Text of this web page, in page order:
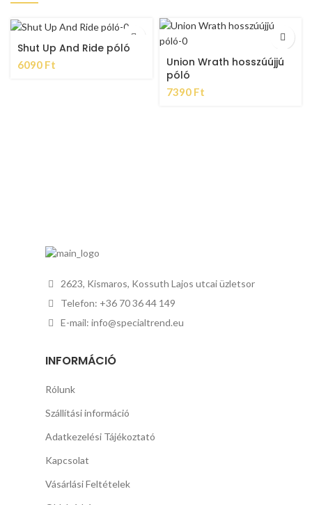
Shut Up And Ride póló
6090 Ft
Union Wrath hosszúújjú
póló
7390 Ft
2623, Kismaros, Kossuth Lajos utcai üzletsor
Telefon: +36 70 36 44 149
E-mail: info@specialtrend.eu
INFORMÁCIÓ
Rólunk
Szállítási információ
Adatkezelési Tájékoztató
Kapcsolat
Vásárlási Feltételek